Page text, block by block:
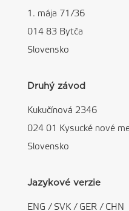
1. mája 71/36
014 83 Bytča
Slovensko
Druhý závod
Kukučínová 2346
024 01 Kysucké nové
Slovensko
Jazykové verzie
ENG / SVK/ GER/ CHN